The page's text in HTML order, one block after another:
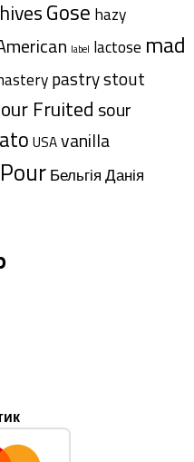
Gose hazy
label lactose mad
pastry stout
Fruited sour
USAvanilla
БельгіяДанія